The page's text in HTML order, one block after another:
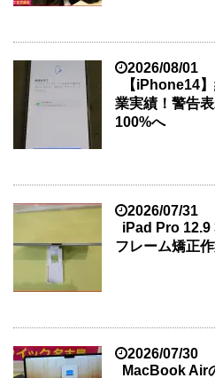
2026/08/01
【iPhone14
業実績！警告
100%へ
2026/07/31
iPad Pro 12.9
フレーム矯正
2026/07/30
MacBook Air